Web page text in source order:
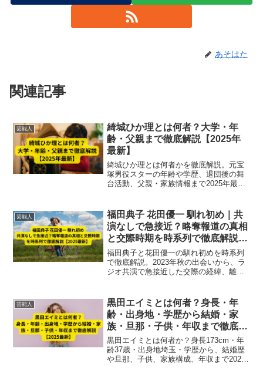
あそはた
関連記事
芸能人
綺城ひか理とは何者？大学・年
齢・父親まで徹底解説【2025年
最新】
綺城ひか理とは何者かを徹底解説。元宝
塚男役スターの年齢や学歴、退団後の舞
台活動、父親・家族情報まで2025年最新
芸能人
福田典子 花田優一 馴れ初め｜共
演なしで急接近？略奪報道の真相
と交際時期を時系列で徹底解説
【2025最新】
福田典子と花田優一の馴れ初めを時系列
で徹底解説。2023年秋の出会いから、ラ
ジオ共演で急接近した交際の経緯、離婚
芸能人
黒田エイミとは何者？身長・年
齢・出身地・学歴から結婚・家
族・旦那・子供・年収まで徹底解
説【2025最新】
黒田エイミとは何者か？身長173cm・年
齢37歳・出身地埼玉・学歴から、結婚歴
や旦那、子供、家族構成、年収まで2025